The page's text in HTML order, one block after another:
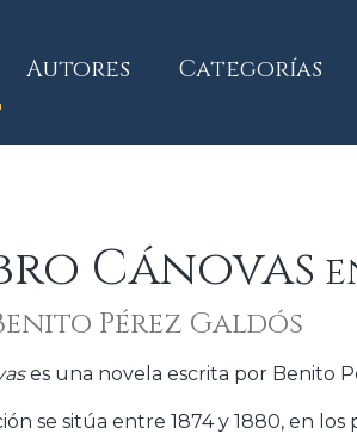
Autores Categorías
Cánovas
Pérez Galdós
es una novela escrita por Benito
se sitúa entre 1874 y 1880, en